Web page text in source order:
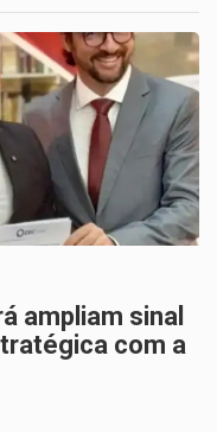
ampliam sinal
com a